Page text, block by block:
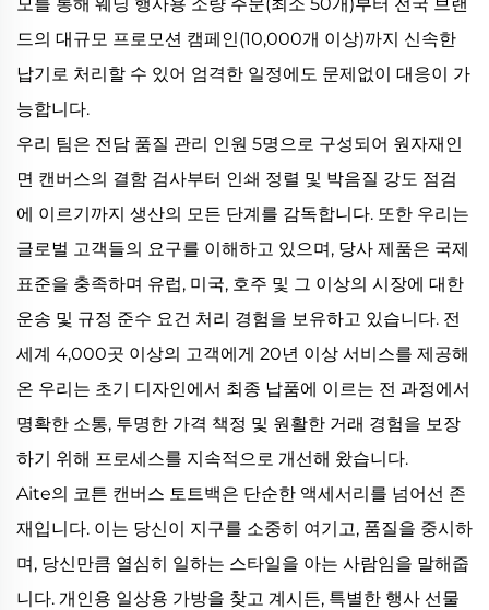
드의 대규모 프로모션 캠페인(10,000개 이상)까지 신속한
납기로 처리할 수 있어 엄격한 일정에도 문제없이 대응이 가
능합니다.
우리 팀은 전담 품질 관리 인원 5명으로 구성되어 원자재인
면 캔버스의 결함 검사부터 인쇄 정렬 및 박음질 강도 점검
에 이르기까지 생산의 모든 단계를 감독합니다. 또한 우리는
글로벌 고객들의 요구를 이해하고 있으며, 당사 제품은 국제
표준을 충족하며 유럽, 미국, 호주 및 그 이상의 시장에 대한
운송 및 규정 준수 요건 처리 경험을 보유하고 있습니다. 전
세계 4,000곳 이상의 고객에게 20년 이상 서비스를 제공해
온 우리는 초기 디자인에서 최종 납품에 이르는 전 과정에서
명확한 소통, 투명한 가격 책정 및 원활한 거래 경험을 보장
하기 위해 프로세스를 지속적으로 개선해 왔습니다.
Aite의 코튼 캔버스 토트백은 단순한 액세서리를 넘어선 존
재입니다. 이는 당신이 지구를 소중히 여기고, 품질을 중시하
며, 당신만큼 열심히 일하는 스타일을 아는 사람임을 말해줍
니다. 개인용 일상용 가방을 찾고 계시든, 특별한 행사 선물